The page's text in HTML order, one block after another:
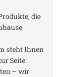
die
steht Ihnen
Seite.
– wir